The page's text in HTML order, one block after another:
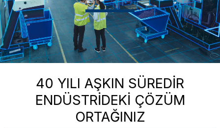
40 YILI AŞKIN SÜREDIR
ENDÜSTRIDEKI ÇÖZÜM
ORTAĞINIZ